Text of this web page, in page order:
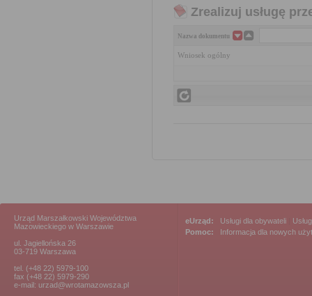
Zrealizuj usługę
Nazwa dokumentu
Wniosek ogólny
Urząd Marszałkowski Województwa
Mazowieckiego w Warszawie
ul. Jagiellońska 26
03-719 Warszawa
tel. (+48 22) 5979-100
fax (+48 22) 5979-290
e-mail: urzad@wrotamazowsza.pl
eUrząd: Usługi dla obywateli
Pomoc:
Informacja dla nowych